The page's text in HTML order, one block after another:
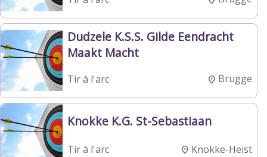
Dudzele K.S.S. Gilde Eendracht
Maakt Macht
Tir à l'arc Brugge
Knokke K.G. St-Sebastiaan
Tir à l'arc Knokke-Heist